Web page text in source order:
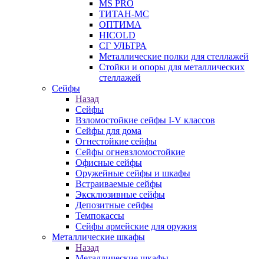
MS PRO
ТИТАН-МС
ОПТИМА
HICOLD
СГ УЛЬТРА
Металлические полки для стеллажей
Стойки и опоры для металлических
стеллажей
Сейфы
Назад
Сейфы
Взломостойкие сейфы I-V классов
Сейфы для дома
Огнестойкие сейфы
Сейфы огневзломостойкие
Офисные сейфы
Оружейные сейфы и шкафы
Встраиваемые сейфы
Эксклюзивные сейфы
Депозитные сейфы
Темпокассы
Сейфы армейские для оружия
Металлические шкафы
Назад